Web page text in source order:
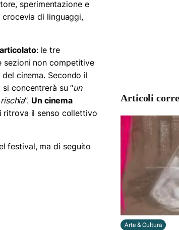
sperimentazione e
di linguaggi,
: le tre
sezioni non competitive
cinema. Secondo il
concentrerà su “un
”. Un cinema
ritrova il senso collettivo
festival, ma di seguito
Articoli
Arte & Cultura